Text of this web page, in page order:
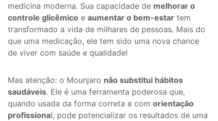
medicina moderna. Sua capacidade de melhorar o
controle glicêmico e aumentar o bem-estar tem
transformado a vida de milhares de pessoas. Mais do
que uma medicação, ele tem sido uma nova chance
de viver com saúde e qualidade!
Mas atenção: o Mounjaro não substitui hábitos
saudáveis. Ele é uma ferramenta poderosa que,
quando usada da forma correta e com orientação
profissional, pode potencializar os resultados de uma